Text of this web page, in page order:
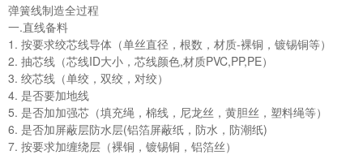
弹簧线制造全过程
一.直线备料
1. 按要求绞芯线导体（单丝直径，根数，材质-裸铜，镀锡铜等）
2. 抽芯线（芯线ID大小，芯线颜色,材质PVC,PP,PE）
3. 绞芯线（单绞，双绞，对绞）
4. 是否要加地线
5. 是否加加强芯（填充绳，棉线，尼龙丝，黄胆丝，塑料绳等）
6. 是否加屏蔽层防水层(铝箔屏蔽纸，防水，防潮纸)
7. 按要求加缠绕层（裸铜，镀锡铜，铝箔丝）